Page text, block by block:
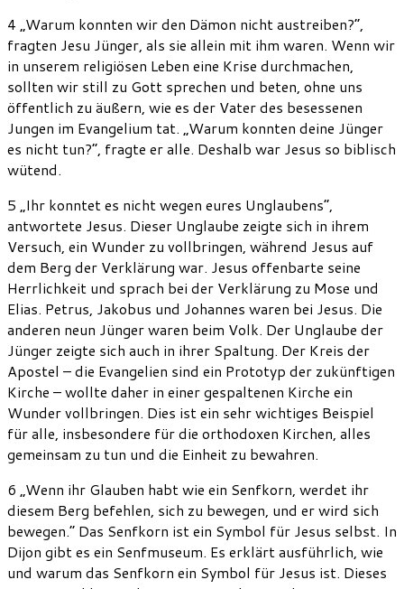
4 „Warum konnten wir den Dämon nicht austreiben?“,
fragten Jesu Jünger, als sie allein mit ihm waren. Wenn wir
in unserem religiösen Leben eine Krise durchmachen,
sollten wir still zu Gott sprechen und beten, ohne uns
öffentlich zu äußern, wie es der Vater des besessenen
Jungen im Evangelium tat. „Warum konnten deine Jünger
es nicht tun?“, fragte er alle. Deshalb war Jesus so biblisch
wütend.
5 „Ihr konntet es nicht wegen eures Unglaubens“,
antwortete Jesus. Dieser Unglaube zeigte sich in ihrem
Versuch, ein Wunder zu vollbringen, während Jesus auf
dem Berg der Verklärung war. Jesus offenbarte seine
Herrlichkeit und sprach bei der Verklärung zu Mose und
Elias. Petrus, Jakobus und Johannes waren bei Jesus. Die
anderen neun Jünger waren beim Volk. Der Unglaube der
Jünger zeigte sich auch in ihrer Spaltung. Der Kreis der
Apostel – die Evangelien sind ein Prototyp der zukünftigen
Kirche – wollte daher in einer gespaltenen Kirche ein
Wunder vollbringen. Dies ist ein sehr wichtiges Beispiel
für alle, insbesondere für die orthodoxen Kirchen, alles
gemeinsam zu tun und die Einheit zu bewahren.
6 „Wenn ihr Glauben habt wie ein Senfkorn, werdet ihr
diesem Berg befehlen, sich zu bewegen, und er wird sich
bewegen.“ Das Senfkorn ist ein Symbol für Jesus selbst. In
Dijon gibt es ein Senfmuseum. Es erklärt ausführlich, wie
und warum das Senfkorn ein Symbol für Jesus ist. Dieses